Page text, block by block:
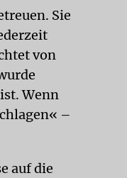
Sie
von
Wenn
–
auf die